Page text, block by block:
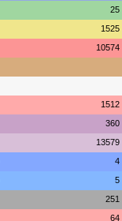
25
1525
10574
1512
360
13579
4
5
251
64